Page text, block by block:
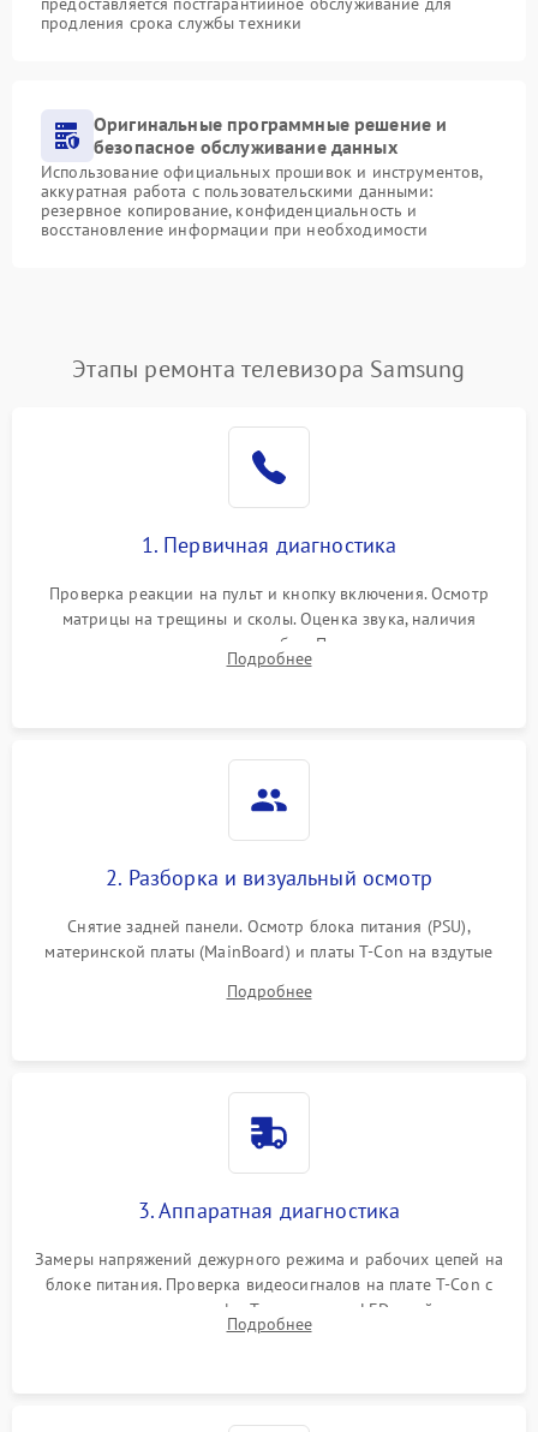
продления срока службы техники
Оригинальные программные решение и
безопасное обслуживание данных
Использование официальных прошивок и инструментов,
аккуратная работа с пользовательскими данными:
резервное копирование, конфиденциальность и
восстановление информации при необходимости
Этапы ремонта телевизора Samsung
1. Первичная диагностика
Проверка реакции на пульт и кнопку включения. Осмотр
матрицы на трещины и сколы. Оценка звука, наличия
подсветки и индикаторов ошибок. Подключение тестовых
источников сигнала для выявления симптомов поломки.
Подробнее
2. Разборка и визуальный осмотр
Снятие задней панели. Осмотр блока питания (PSU),
материнской платы (MainBoard) и платы T-Con на вздутые
Проверка надежности фиксации и целостности шлейфов.
Подробнее
3. Аппаратная диагностика
Замеры напряжений дежурного режима и рабочих цепей на
блоке питания. Проверка видеосигналов на плате T-Con с
помощью осциллографа. Тестирование LED-драйвера и
светодиодных планок подсветки мультиметром.
Подробнее